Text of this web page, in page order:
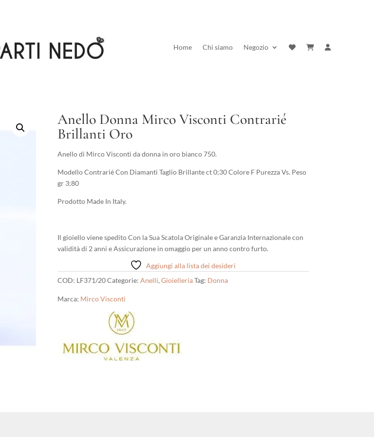
Home Chi siamo Negozio
Anello Donna Mirco Visconti Contrarié
Brillanti Oro
Anello di Mirco Visconti da donna in oro bianco 750.
Modello Contrarié Con Diamanti Taglio Brillante ct 0;30 Colore F Purezza Vs. Peso
gr 3;80
Prodotto Made In Italy.
Il gioiello viene spedito Con la Sua Scatola Originale e Garanzia Internazionale con
validità di 2 anni e Assicurazione in omaggio per un anno contro furto.
Aggiungi alla lista dei desideri
COD: LF371/20 Categorie: Anelli, Gioielleria Tag: Donna
Marca: Mirco Visconti